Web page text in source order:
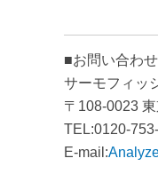
■お問い合わせ
サーモフィッ
〒108-0023
TEL:0120-
E-mail: